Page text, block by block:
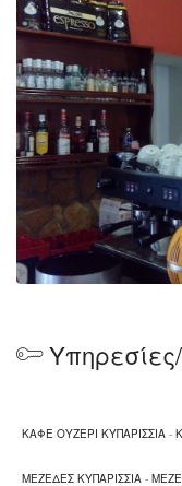
Υπηρεσίες/
ΚΑΦΕ ΟΥΖΕΡΙ ΚΥΠΑΡΙΣΣΙΑ -
ΜΕΖΕΔΕΣ ΚΥΠΑΡΙΣΣΙΑ -